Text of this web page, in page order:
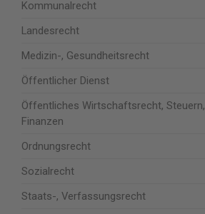
Kommunalrecht
Landesrecht
Medizin-, Gesundheitsrecht
Öffentlicher Dienst
Öffentliches Wirtschaftsrecht, Steuern,
Finanzen
Ordnungsrecht
Sozialrecht
Staats-, Verfassungsrecht